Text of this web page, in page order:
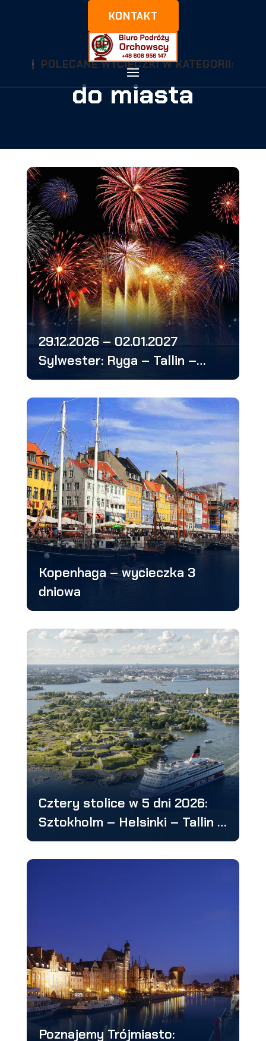
KONTAKT
POLECANE WYCIECZKI W KATEGORII:
do miasta
29.12.2026 – 02.01.2027
Sylwester: Ryga – Tallin –
Helsinki- Wilno
Kopenhaga – wycieczka 3
dniowa
Cztery stolice w 5 dni 2026:
Sztokholm – Helsinki – Tallin –
Ryga
Poznajemy Trójmiasto: